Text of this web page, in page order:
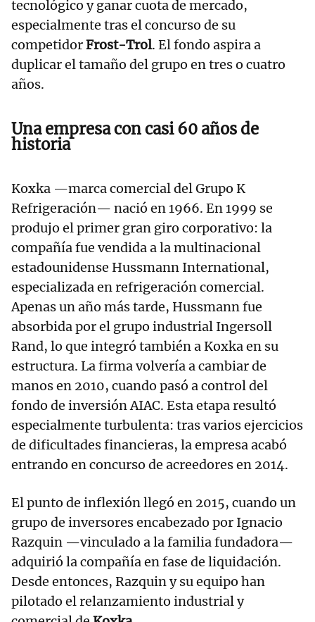
tecnológico y ganar cuota de mercado,
especialmente tras el concurso de su
competidorFrost-Trol. El fondo aspira a
duplicar el tamaño del grupo en tres o cuatro
años.
Una empresa con casi 60 años de
historia
Koxka —marca comercial del Grupo K
Refrigeración— nació en 1966. En 1999 se
produjo el primer gran giro corporativo: la
compañía fue vendida a la multinacional
estadounidense Hussmann International,
especializada en refrigeración comercial.
Apenas un año más tarde, Hussmann fue
absorbida por el grupo industrial Ingersoll
Rand, lo que integró también a Koxka en su
estructura. La firma volvería a cambiar de
manos en 2010, cuando pasó a control del
fondo de inversión AIAC. Esta etapa resultó
especialmente turbulenta: tras varios ejercicios
de dificultades financieras, la empresa acabó
entrando en concurso de acreedores en 2014.
El punto de inflexión llegó en 2015, cuando un
grupo de inversores encabezado por Ignacio
Razquin —vinculado a la familia fundadora—
adquirió la compañía en fase de liquidación.
Desde entonces, Razquin y su equipo han
pilotado el relanzamiento industrial y